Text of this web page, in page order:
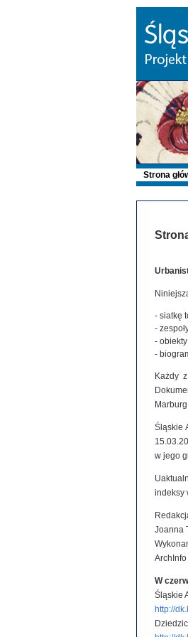
Strona
- siatkę
-
-
-
Każdy
Śląskie
w jego
indeksy
Joanna
W
Śląskie
http://